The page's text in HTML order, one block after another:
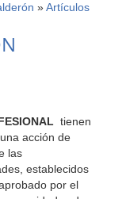
»Artículos
tienen
acción de
las
establecidos
por el